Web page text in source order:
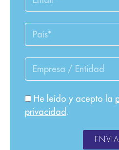
He leído y acepto la
privacidad .